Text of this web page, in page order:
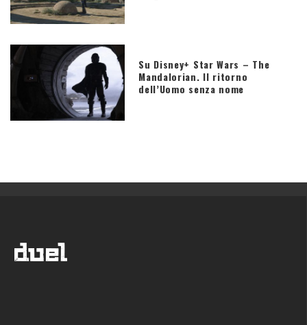
Su Disney+ Star Wars – The
Mandalorian. Il ritorno
dell’Uomo senza nome